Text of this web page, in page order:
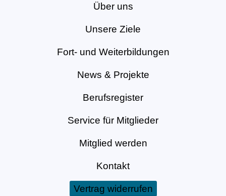
Über uns
Unsere Ziele
Fort- und Weiterbildungen
News & Projekte
Berufsregister
Service für Mitglieder
Mitglied werden
Kontakt
Vertrag widerrufen